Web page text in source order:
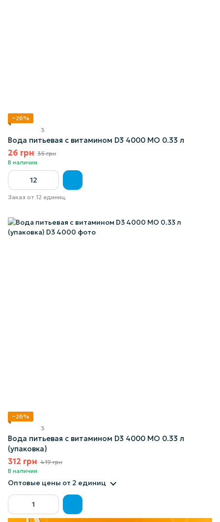
−26%
3
Вода питьевая с витамином D3 4000 МО 0.33 л
26 грн 35 грн
В наличии
Заказ от 12 единиц
−26%
3
Вода питьевая с витамином D3 4000 МО 0.33 л
(упаковка)
312 грн 419 грн
В наличии
Оптовые цены от 2 единиц